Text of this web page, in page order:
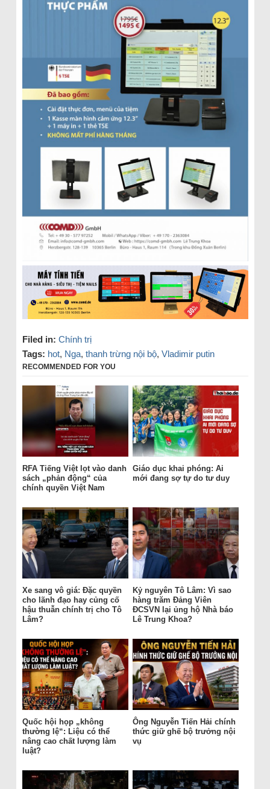
Filed in: Chính trị
Tags: hot, Nga, thanh trừng nội bộ, Vladimir putin
RECOMMENDED FOR YOU
RFA Tiếng Việt lọt vào danh
sách „phản động“ của
chính quyền Việt Nam
Giáo dục khai phóng: Ai
mới đang sợ tự do tư duy
Xe sang vô giá: Đặc quyền
cho lãnh đạo hay củng cố
hậu thuẫn chính trị cho Tô
Lâm?
Kỷ nguyên Tô Lâm: Vì sao
hàng trăm Đảng Viên
ĐCSVN lại ủng hộ Nhà báo
Lê Trung Khoa?
Quốc hội họp „không
thường lệ“: Liệu có thể
nâng cao chất lượng làm
luật?
Ông Nguyễn Tiến Hải chính
thức giữ ghế bộ trưởng nội
vụ